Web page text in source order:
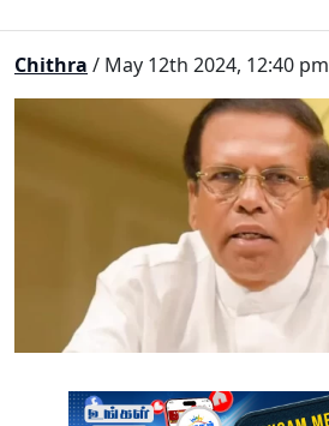
Chithra / May 12th 2024, 12:40 pm